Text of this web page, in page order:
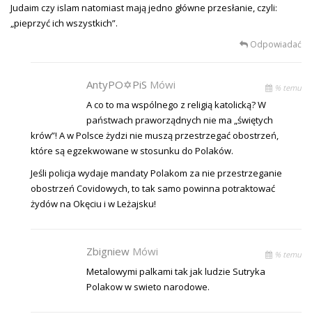
Judaim czy islam natomiast mają jedno główne przesłanie, czyli:
„pieprzyć ich wszystkich”.
Odpowiadać
AntyPO✡PiS Mówi % temu
A co to ma wspólnego z religią katolicką? W
państwach praworządnych nie ma „świętych
krów”! A w Polsce żydzi nie muszą przestrzegać obostrzeń,
które są egzekwowane w stosunku do Polaków.
Jeśli policja wydaje mandaty Polakom za nie przestrzeganie
obostrzeń Covidowych, to tak samo powinna potraktować
żydów na Okęciu i w Leżajsku!
Zbigniew Mówi % temu
Metalowymi palkami tak jak ludzie Sutryka
Polakow w swieto narodowe.